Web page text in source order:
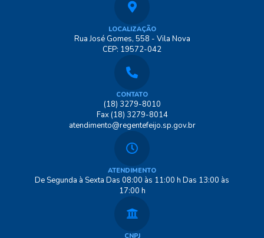
LOCALIZAÇÃO
Rua José Gomes, 558 - Vila Nova
CEP: 19572-042
CONTATO
(18) 3279-8010
Fax (18) 3279-8014
atendimento@regentefeijo.sp.gov.br
ATENDIMENTO
De Segunda à Sexta Das 08:00 às 11:00 h Das 13:00 às
17:00 h
CNPJ